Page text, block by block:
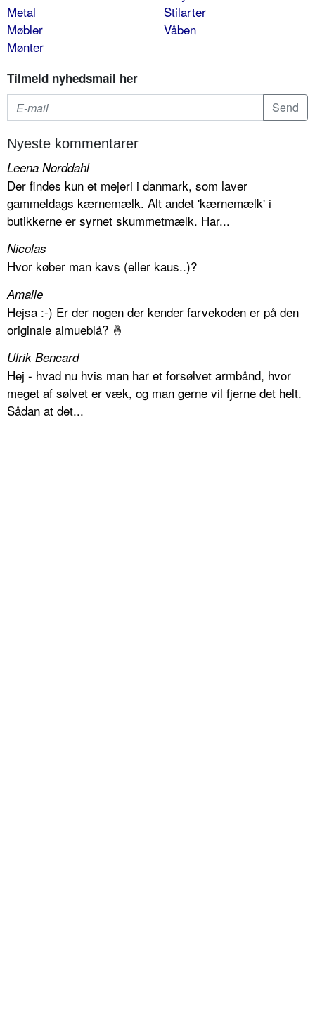
Metal
Møbler
Mønter
Stilarter
Våben
Tilmeld nyhedsmail her
Nyeste kommentarer
Leena Norddahl
Der findes kun et mejeri i danmark, som laver
gammeldags kærnemælk. Alt andet 'kærnemælk' i
butikkerne er syrnet skummetmælk. Har...
Nicolas
Hvor køber man kavs (eller kaus..)?
Amalie
Hejsa :-) Er der nogen der kender farvekoden er på den
originale almueblå? 🤞
Ulrik Bencard
Hej - hvad nu hvis man har et forsølvet armbånd, hvor
meget af sølvet er væk, og man gerne vil fjerne det helt.
Sådan at det...